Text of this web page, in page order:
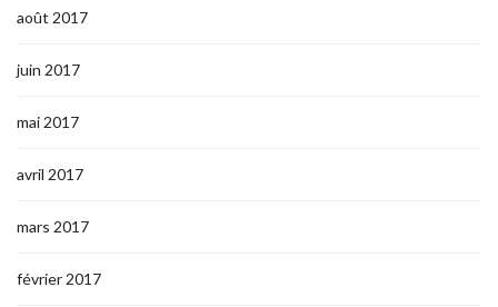
août 2017
juin 2017
mai 2017
avril 2017
mars 2017
février 2017